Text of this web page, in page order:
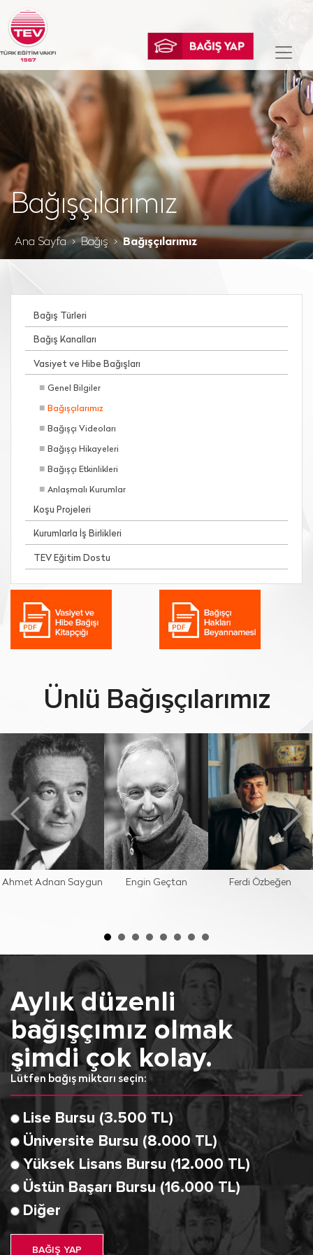
Bağışçılarımız
Ana Sayfa Bağış Bağışçılarımız
Ünlü Bağışçılarımız
Ahmet Adnan Saygun Engin Geçtan Ferdi Özbeğen
Bağış Türleri
Bağış Kanalları
Vasiyet ve Hibe Bağışları
Genel Bilgiler
Bağışçılarımız
Bağışçı Videoları
Bağışçı Hikayeleri
Bağışçı Etkinlikleri
Anlaşmalı Kurumlar
Koşu Projeleri
Kurumlarla İş Birlikleri
TEV Eğitim Dostu
Aylık düzenli
bağışçımız olmak
şimdi çok kolay.
Lütfen bağış miktarı seçin:
Lise Bursu (3.500 TL)
Üniversite Bursu (8.000 TL)
Yüksek Lisans Bursu (12.000 TL)
Üstün Başarı Bursu (16.000 TL)
Diğer
BAĞIŞ YAP